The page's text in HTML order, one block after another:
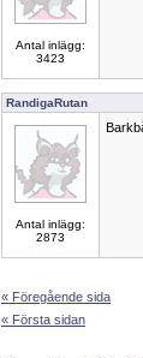
Antal inlägg:
3423
RandigaRutan
Antal inlägg:
2873
« Föregående sida
« Första sidan